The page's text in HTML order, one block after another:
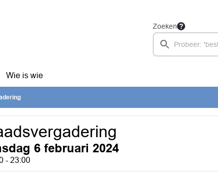
Zoeken
Wie is wie
6 februari 2024
- 23:00